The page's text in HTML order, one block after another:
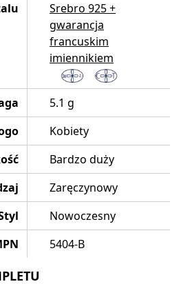
Srebro 925 +
gwarancja
francuskim
imiennikiem
5.1 g
Kobiety
Bardzo duży
Zaręczynowy
Nowoczesny
5404-B